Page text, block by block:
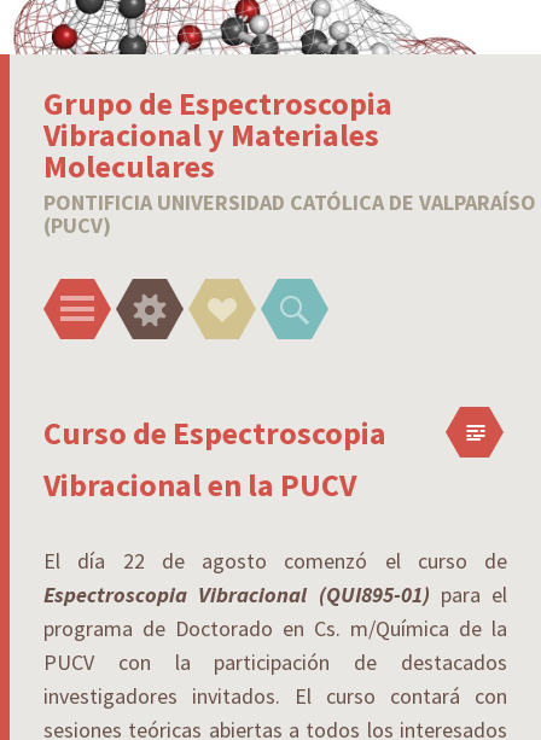
Grupo de Espectroscopia
Vibracional y Materiales
Moleculares
PONTIFICIA UNIVERSIDAD CATÓLICA DE VALPARAÍSO
(PUCV)
Menu WidgetsSocial
Links
Search
Curso de Espectroscopia
Vibracional en la PUCV
El día 22 de agosto comenzó el curso de
Espectroscopia Vibracional (QUI895-01) para el
programa de Doctorado en Cs. m/Química de la
PUCV con la participación de destacados
investigadores invitados. El curso contará con
sesiones teóricas abiertas a todos los interesados